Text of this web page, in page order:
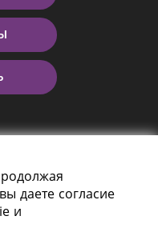
даете согласие
и